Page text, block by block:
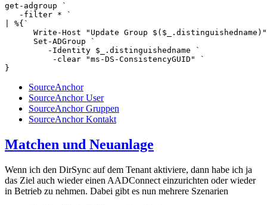
get-adgroup `
   -filter * `
| %{`
      Write-Host "Update Group $($_.distinguishedname)"
      Set-ADGroup `
         -Identity $_.distinguishedname `
          -clear "ms-DS-ConsistencyGUID" `
}
SourceAnchor
SourceAnchor User
SourceAnchor Gruppen
SourceAnchor Kontakt
Matchen und Neuanlage
Wenn ich den DirSync auf dem Tenant aktiviere, dann habe ich ja
das Ziel auch wieder einen AADConnect einzurichten oder wieder
in Betrieb zu nehmen. Dabei gibt es nun mehrere Szenarien